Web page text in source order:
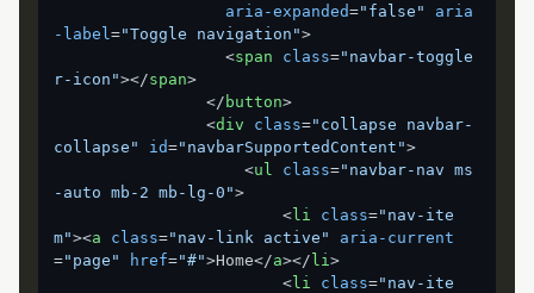
aria-expanded="false"
aria
-label ="Toggle navigation">
<span class="navbar-toggle
r-icon"></span>
</ button>
<div class="collapse navbar-
collapse"
id="navbarSupportedContent">
<ul class="navbar-nav ms
-auto mb-2 mb-lg-0">
<li class="nav-ite
m"><a class="nav-link active"
aria-current
="page" href="#">Home</a></ li >
<li class="nav-ite